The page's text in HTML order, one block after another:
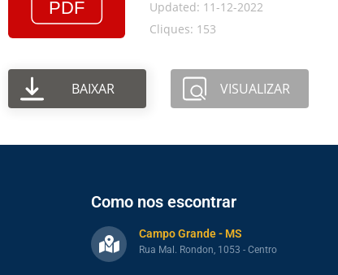
Updated: 11-12-2022
Cliques: 153
BAIXAR VISUALIZAR
Como nos escontrar
Campo Grande - MS
Rua Mal. Rondon, 1053 - Centro